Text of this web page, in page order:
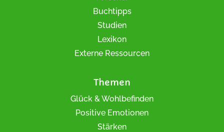
Buchtipps
Studien
Lexikon
Externe Ressourcen
Themen
Glück & Wohlbefinden
Positive Emotionen
Stärken